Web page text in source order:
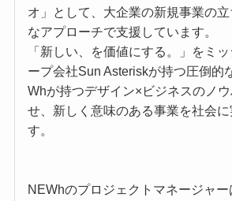
オ」として、大企業の新規事業の
なアプローチで支援しています。
「新しい、を価値にする。」をミ
ープ会社Sun Asteriskが持つ圧倒的
Whが持つデザイン×ビジネスのノ
せ、新しく意味のある事業を社会に
す。
NEWhのプロジェクトマネージャー